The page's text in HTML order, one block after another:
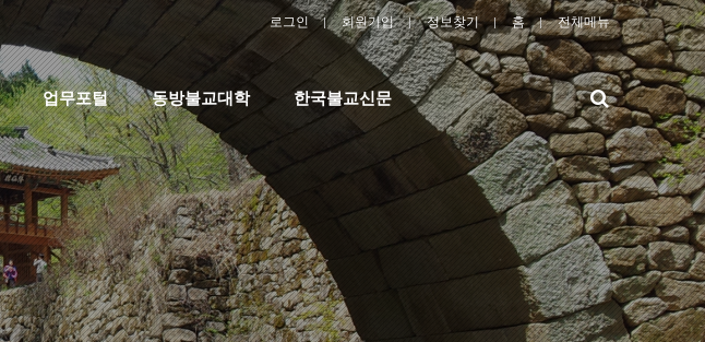
로그인 회원가입 정보찾기 홈 전체메뉴
업무포털 동방불교대학 한국불교신문
검
색